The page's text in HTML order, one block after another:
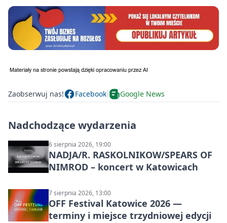
Zaobserwuj nas! Facebook Google News
Nadchodzące wydarzenia
6 sierpnia 2026, 19:00
NADJA/R. RASKOLNIKOW/SPEARS OF
NIMROD – koncert w Katowicach
7 sierpnia 2026, 13:00
OFF Festival Katowice 2026 —
terminy i miejsce trzydniowej edycji